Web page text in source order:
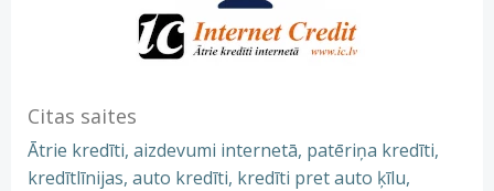
Citas saites
Ātrie kredīti, aizdevumi internetā, patēriņa kredīti,
kredītlīnijas, auto kredīti, kredīti pret auto ķīlu,